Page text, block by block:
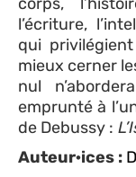
l’écriture,
qui
mieux cerner
nul
emprunté à
de Debussy :
Auteur·ices :